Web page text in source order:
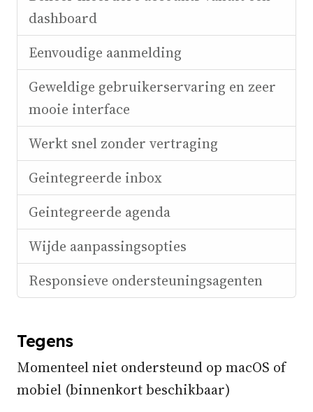
dashboard
Eenvoudige aanmelding
Geweldige gebruikerservaring en zeer
mooie interface
Werkt snel zonder vertraging
Geintegreerde inbox
Geintegreerde agenda
Wijde aanpassingsopties
Responsieve ondersteuningsagenten
Tegens
Momenteel niet ondersteund op macOS of
mobiel (binnenkort beschikbaar)